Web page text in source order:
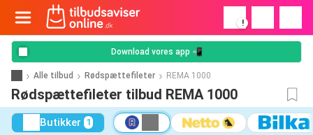
!
Download vores app 📲
Alle tilbud Rødspættefileter REMA 1000
Rødspættefileter tilbud REMA 1000
Butikker 1